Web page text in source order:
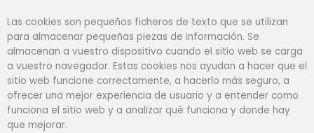
Las cookies son pequeños ficheros de texto que se utilizan
para almacenar pequeñas piezas de información. Se
almacenan a vuestro dispositivo cuando el sitio web se carga
a vuestro navegador. Estas cookies nos ayudan a hacer que el
sitio web funcione correctamente, a hacerlo más seguro, a
ofrecer una mejor experiencia de usuario y a entender como
funciona el sitio web y a analizar qué funciona y donde hay
que mejorar.